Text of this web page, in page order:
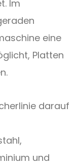
Im
eine
Platten
darauf
und